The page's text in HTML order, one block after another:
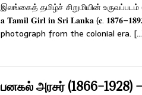
இலங்கைத் தமிழ்ச் சிறுமியின் உருவப்படம்
𝐚 𝐓𝐚𝐦𝐢𝐥 𝐆𝐢𝐫𝐥 𝐢𝐧 𝐒𝐫𝐢 𝐋𝐚𝐧𝐤𝐚 (𝐜.
photograph from the colonial era.
பனகல் அரசர் (1866–1928) —